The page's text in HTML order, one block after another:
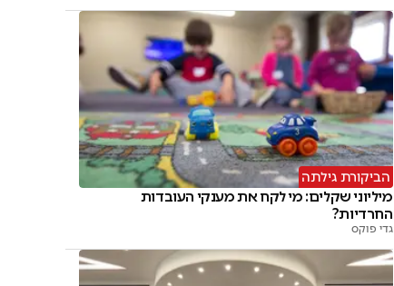
הביקורת גילתה
מיליוני שקלים: מי לקח את מענקי העובדות
החרדיות?
גדי פוקס